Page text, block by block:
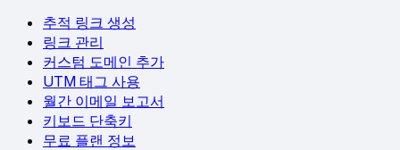
추적 링크 생성
링크 관리
커스텀 도메인 추가
UTM 태그 사용
월간 이메일 보고서
키보드 단축키
무료 플랜 정보